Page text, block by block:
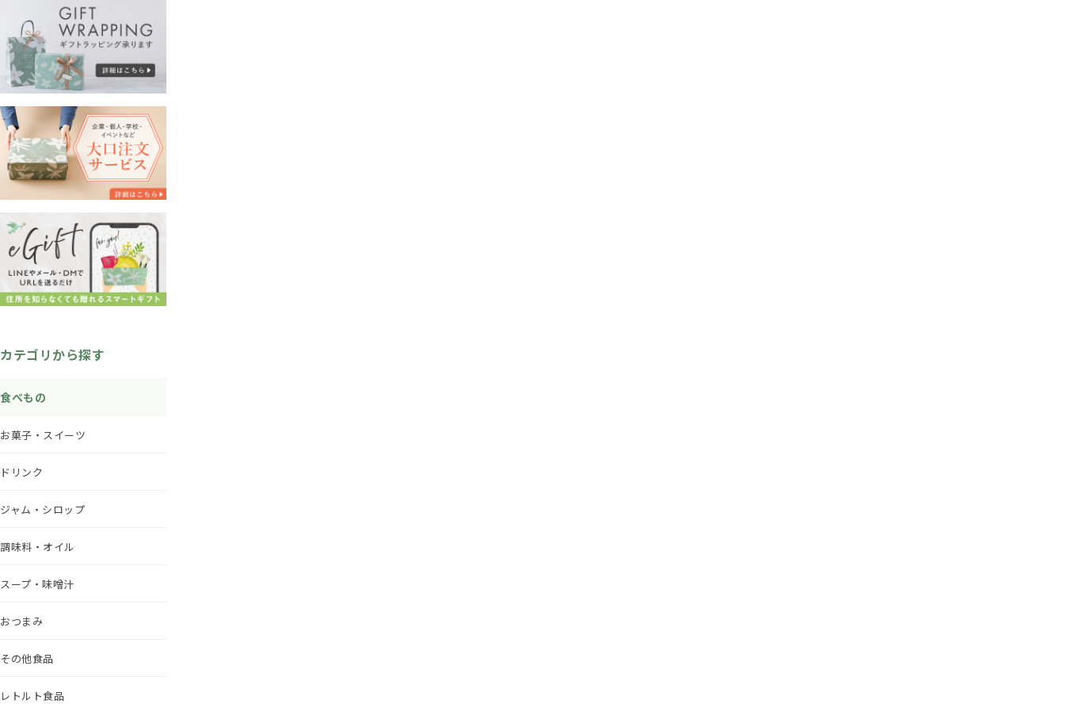
カテゴリから探す
食べもの
お菓子・スイーツ
ドリンク
ジャム・シロップ
調味料・オイル
スープ・味噌汁
おつまみ
その他食品
レトルト食品